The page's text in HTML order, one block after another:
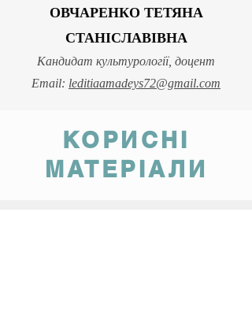
ОВЧАРЕНКО ТЕТЯНА
СТАНІСЛАВІВНА
Кандидат культурології, доцент​
Email: leditiaamadeys72@gmail.com
КОРИСНІ
МАТЕРІАЛИ